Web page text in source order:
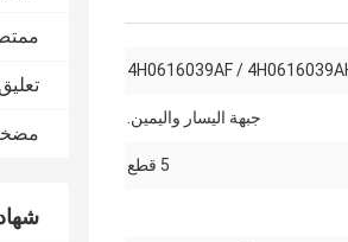
4H0616039AF /
جبهة اليسار واليمين.
5 قطع